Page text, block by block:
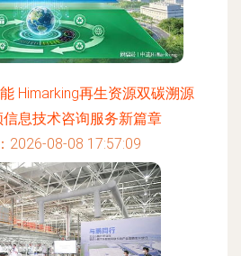
Himarking再生资源双碳溯源
息技术咨询服务新篇章
2026-08-08 17:57:09